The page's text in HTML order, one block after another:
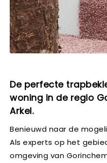
De perfecte
woning in de regio
Arkel.
Benieuwd naar de
Als experts op het
omgeving van